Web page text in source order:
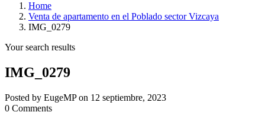
Home
Venta de apartamento en el Poblado sector Vizcaya
IMG_0279
Your search results
IMG_0279
Posted by EugeMP on 12 septiembre, 2023
0 Comments